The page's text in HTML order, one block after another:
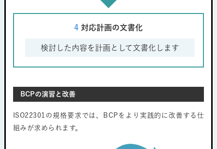
4対応計画の文書化
検討した内容を計画として文書化します
BCPの演習と改善
ISO22301の規格要求では、BCPをより実践的に改善する仕
組みが求められます。